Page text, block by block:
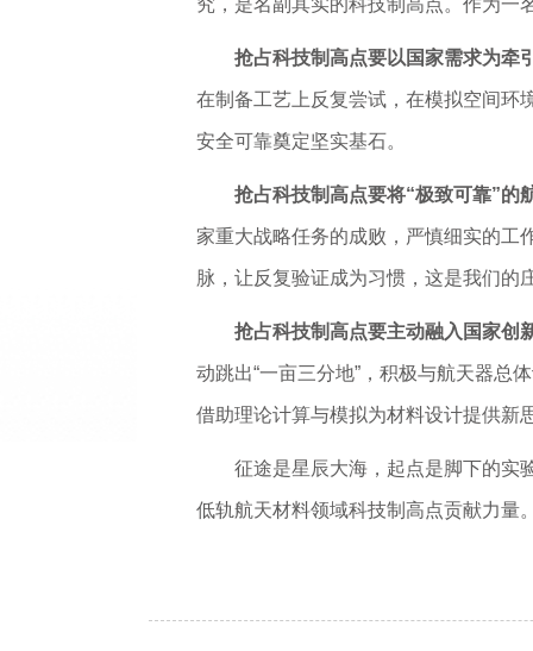
究，是名副其实的科技制高点。作为一
抢占科技制高点要以国家需求为牵
在制备工艺上反复尝试，在模拟空间环
安全可靠奠定坚实基石。
抢占科技制高点要将“极致可靠”的
家重大战略任务的成败，严慎细实的工
脉，让反复验证成为习惯，这是我们的
抢占科技制高点要主动融入国家创
动跳出“一亩三分地”，积极与航天器总
借助理论计算与模拟为材料设计提供新
征途是星辰大海，起点是脚下的实
低轨航天材料领域科技制高点贡献力量